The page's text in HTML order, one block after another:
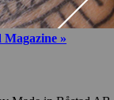
Magazine »